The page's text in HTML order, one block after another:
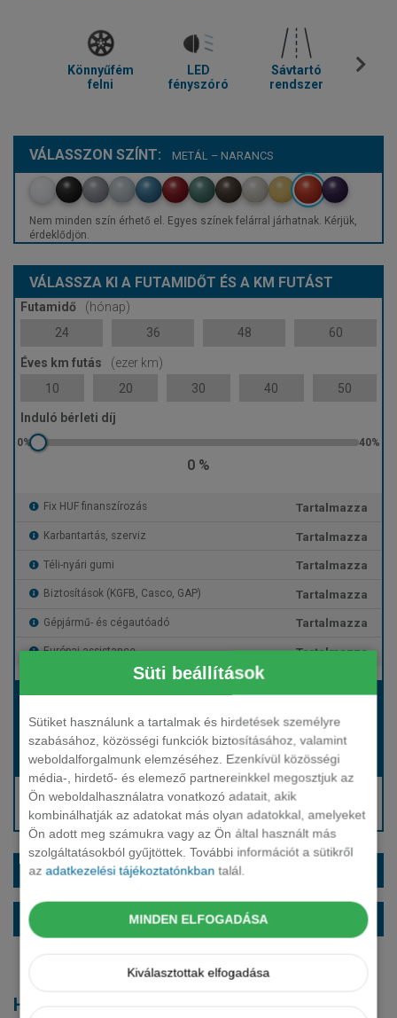
Süti beállítások
Sütiket használunk a tartalmak és hirdetések személyre
szabásához, közösségi funkciók biztosításához, valamint
weboldalforgalmunk elemzéséhez. Ezenkívül közösségi
média-, hirdető- és elemező partnereinkkel megosztjuk az
Ön weboldalhasználatra vonatkozó adatait, akik
kombinálhatják az adatokat más olyan adatokkal, amelyeket
Ön adott meg számukra vagy az Ön által használt más
szolgáltatásokból gyűjtöttek. További információt a sütikről
azadatkezelési tájékoztatónkban talál.
MINDEN ELFOGADÁSA
Kiválasztottak elfogadása
Könnyűfém
felni
LED
fényszóró
Sávtartó
rendszer
VÁLASSZON SZÍNT: METÁL – NARANCS
Nem minden szín érhető el. Egyes színek felárral járhatnak. Kérjük,
érdeklődjön.
VÁLASSZA KI A FUTAMIDŐT ÉS A KM FUTÁST
Futamidő
(hónap)
24
36 48 60
Éves km futás
(ezer km)
10
20 30 40 50
Induló bérleti díj
0 %
Fix HUF finanszírozás Tartalmazza
Karbantartás, szerviz Tartalmazza
Téli-nyári gumi Tartalmazza
Biztosítások (KGFB, Casco, GAP) Tartalmazza
Gépjármű- és cégautóadó Tartalmazza
Európai assistance Tartalmazza
Bérleti díj:
Hívjon bennünket!
Induló bérleti díj: Hívjon bennünket!
Hívjon: +36 1 888 0088
Kérjen visszahívást!
EXTRÁK ÉS SZÍNEK
ALAPFELSZERELTSÉG
Hasonló modellek